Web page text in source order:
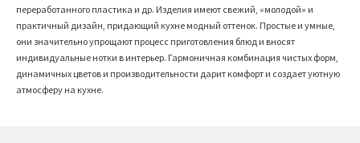
переработанного пластика и др. Изделия имеют свежий, «молодой» и
практичный дизайн, придающий кухне модный оттенок. Простые и умные,
они значительно упрощают процесс приготовления блюд и вносят
индивидуальные нотки в интерьер. Гармоничная комбинация чистых форм,
динамичных цветов и производительности дарит комфорт и создает уютную
атмосферу на кухне.